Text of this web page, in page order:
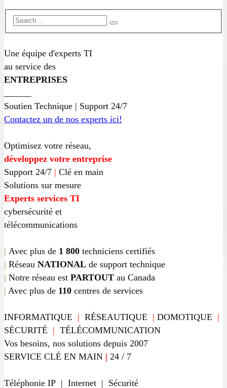
Une équipe d'experts TI
au service des
ENTREPRISES
Soutien Technique | Support 24/7
Contactez un de nos experts ici!
Optimisez votre réseau,
développez votre entreprise
Support 24/7 | Clé en main
Solutions sur mesure
Experts services TI
cybersécurité et
télécommunications
| Avec plus de 1 800 techniciens certifiés
| Réseau NATIONAL de support technique
| Notre réseau est PARTOUT au Canada
| Avec plus de 110 centres de services
INFORMATIQUE | RÉSEAUTIQUE | DOMOTIQUE |
SÉCURITÉ | TÉLÉCOMMUNICATION
Vos besoins, nos solutions depuis 2007
SERVICE CLÉ EN MAIN | 24 / 7
Téléphonie IP | Internet | Sécurité